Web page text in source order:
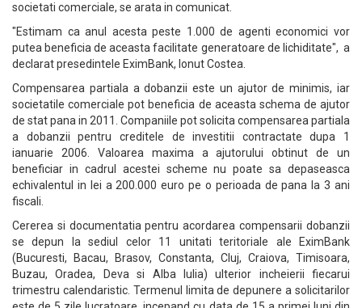
societati comerciale, se arata in comunicat.
"Estimam ca anul acesta peste 1.000 de agenti economici vor
putea beneficia de aceasta facilitate generatoare de lichiditate", a
declarat presedintele EximBank, Ionut Costea.
Compensarea partiala a dobanzii este un ajutor de minimis, iar
societatile comerciale pot beneficia de aceasta schema de ajutor
de stat pana in 2011. Companiile pot solicita compensarea partiala
a dobanzii pentru creditele de investitii contractate dupa 1
ianuarie 2006. Valoarea maxima a ajutorului obtinut de un
beneficiar in cadrul acestei scheme nu poate sa depaseasca
echivalentul in lei a 200.000 euro pe o perioada de pana la 3 ani
fiscali.
Cererea si documentatia pentru acordarea compensarii dobanzii
se depun la sediul celor 11 unitati teritoriale ale EximBank
(Bucuresti, Bacau, Brasov, Constanta, Cluj, Craiova, Timisoara,
Buzau, Oradea, Deva si Alba Iulia) ulterior incheierii fiecarui
trimestru calendaristic. Termenul limita de depunere a solicitarilor